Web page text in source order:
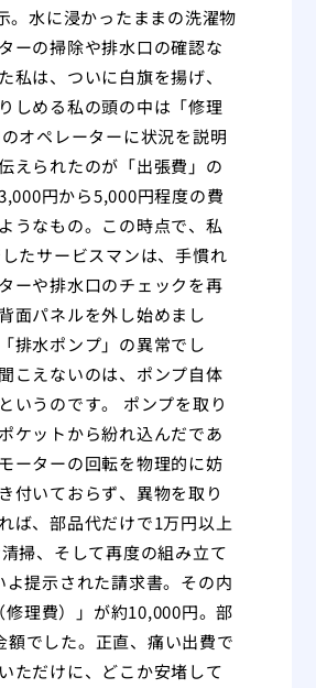
。水に浸かったままの洗濯物
ーの掃除や排水口の確認な
は、ついに白旗を揚げ、
しめる私の頭の中は「修理
オペレーターに状況を説明
えられたのが「出張費」の
円から5,000円程度の費
うなもの。この時点で、私
たサービスマンは、手慣れ
ーや排水口のチェックを再
面パネルを外し始めまし
排水ポンプ」の異常でし
こえないのは、ポンプ自体
いうのです。 ポンプを取り
ケットから紛れ込んだであ
ーターの回転を物理的に妨
付いておらず、異物を取り
ば、部品代だけで1万円以上
掃、そして再度の組み立て
提示された請求書。その内
理費）」が約10,000円。部
でした。正直、痛い出費で
ただけに、どこか安堵して